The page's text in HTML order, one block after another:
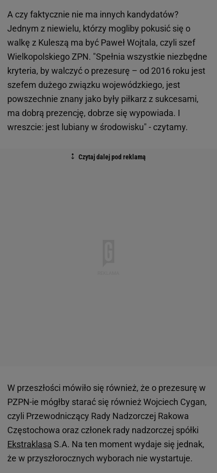
A czy faktycznie nie ma innych kandydatów?
Jednym z niewielu, którzy mogliby pokusić się o
walkę z Kuleszą ma być Paweł Wojtala, czyli szef
Wielkopolskiego ZPN. "Spełnia wszystkie niezbędne
kryteria, by walczyć o prezesurę – od 2016 roku jest
szefem dużego związku wojewódzkiego, jest
powszechnie znany jako były piłkarz z sukcesami,
ma dobrą prezencję, dobrze się wypowiada. I
wreszcie: jest lubiany w środowisku" - czytamy.
W przeszłości mówiło się również, że o prezesurę w
PZPN-ie mógłby starać się również Wojciech Cygan,
czyli Przewodniczący Rady Nadzorczej Rakowa
Częstochowa oraz członek rady nadzorczej spółki
Ekstraklasa S.A. Na ten moment wydaje się jednak,
że w przyszłorocznych wyborach nie wystartuje.